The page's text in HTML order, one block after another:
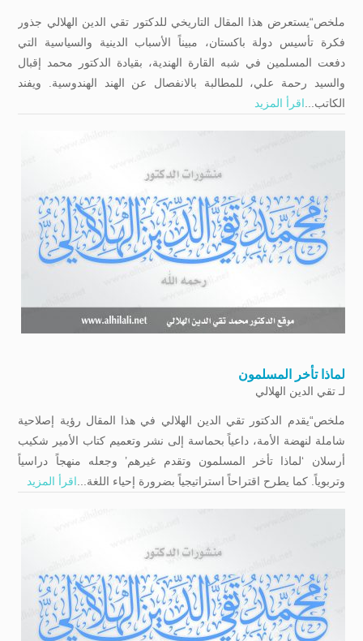
ملخص“يستعرض هذا المقال التاريخي للدكتور تقي الدين الهلالي جذور
فكرة تأسيس دولة باكستان، مبيناً الأسباب الدينية والسياسية التي
دفعت المسلمين في شبه القارة الهندية، بقيادة الدكتور محمد إقبال
والسيد رحمة علي، للمطالبة بالانفصال عن الهند الهندوسية. ويفند
الكاتب...اقرأ المزيد
لماذا تأخر المسلمون
لـتقي الدين الهلالي
ملخص“يقدم الدكتور تقي الدين الهلالي في هذا المقال رؤية إصلاحية
شاملة لنهضة الأمة، داعياً بحماسة إلى نشر وتعميم كتاب الأمير شكيب
أرسلان ‘لماذا تأخر المسلمون وتقدم غيرهم’ وجعله منهجاً دراسياً
وتربوياً. كما يطرح اقتراحاً استراتيجياً بضرورة إحياء اللغة...اقرأ المزيد